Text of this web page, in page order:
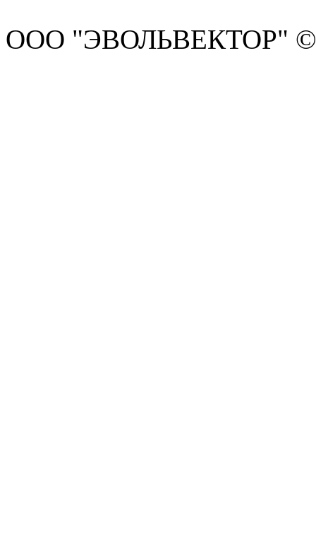
ООО "ЭВОЛЬВЕКТОР" ©